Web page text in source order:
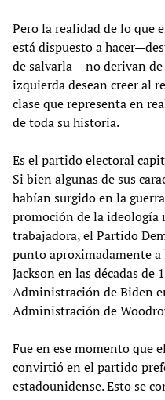
Pero la realidad de lo que
está dispuesto a
de salvarla— no derivan
izquierda desean creer al
clase que representa en
de toda su historia.
Es el partido electoral
Si bien algunas de sus
habían surgido en la
promoción de la ideología
trabajadora, el Partido
punto aproximadamente
Jackson en las décadas de
Administración de Biden
Administración de
Fue en ese momento que
convirtió en el partido
estadounidense. Esto se